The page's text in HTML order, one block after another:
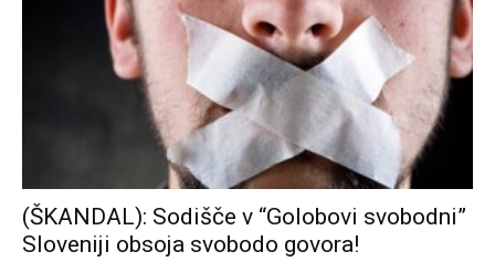
(ŠKANDAL): Sodišče v “Golobovi svobodni”
Sloveniji obsoja svobodo govora!